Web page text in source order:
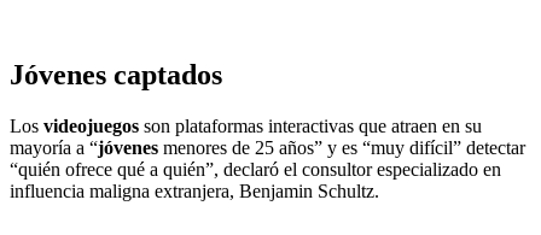
Jóvenes captados
Los videojuegos son plataformas interactivas que atraen en su
mayoría a “jóvenes menores de 25 años” y es “muy difícil” detectar
“quién ofrece qué a quién”, declaró el consultor especializado en
influencia maligna extranjera, Benjamin Schultz.